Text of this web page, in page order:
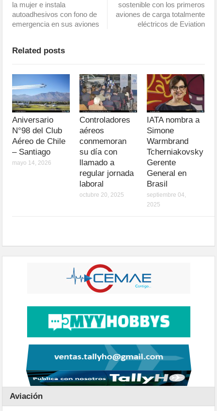
la mujer e instala
autoadhesivos con fono de
emergencia en sus aviones
sostenible con los primeros
aviones de carga totalmente
eléctricos de Eviation
Related posts
Aniversario
N°98 del Club
Aéreo de Chile
– Santiago
mayo 14, 2026
Controladores
aéreos
conmemoran
su día con
llamado a
regular jornada
laboral
octubre 20, 2025
IATA nombra a
Simone
Warmbrand
Tcherniakovsky
Gerente
General en
Brasil
septiembre 04,
2025
Aviación